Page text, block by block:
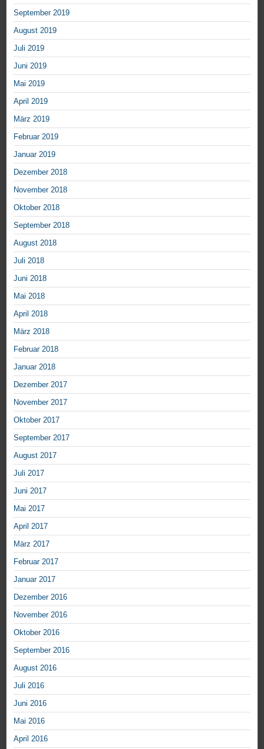
September 2019
August 2019
Juli 2019
Juni 2019
Mai 2019
April 2019
März 2019
Februar 2019
Januar 2019
Dezember 2018
November 2018
Oktober 2018
September 2018
August 2018
Juli 2018
Juni 2018
Mai 2018
April 2018
März 2018
Februar 2018
Januar 2018
Dezember 2017
November 2017
Oktober 2017
September 2017
August 2017
Juli 2017
Juni 2017
Mai 2017
April 2017
März 2017
Februar 2017
Januar 2017
Dezember 2016
November 2016
Oktober 2016
September 2016
August 2016
Juli 2016
Juni 2016
Mai 2016
April 2016